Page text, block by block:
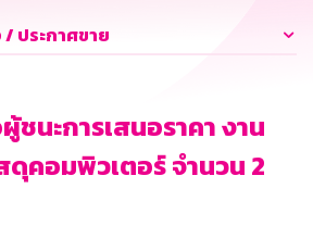
ประกาศขาย
ชนะการเสนอราคา งาน
คอมพิวเตอร์ จำนวน 2